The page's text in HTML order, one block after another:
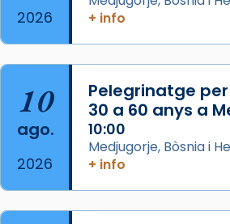
View on Facebook
Jaume, fill de Zebedeu, és
seu germà Joan i Pere un
acompanyava més de prop
Segons el llibre dels Fets
apòstol màrtir, decapitat a
Herodes Agripa (vers l'any
2026
+ info
10
ago.
2026
Pelegrinatge
30 a 60 anys a
10:00
Medjugorje, Bòsnia i
+ info